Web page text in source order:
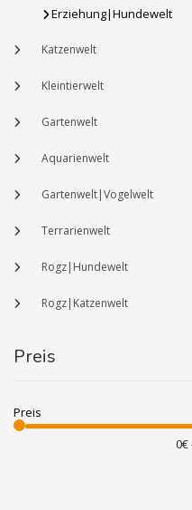
Erziehung|Hundewelt
Katzenwelt
Kleintierwelt
Gartenwelt
Aquarienwelt
Gartenwelt|Vogelwelt
Terrarienwelt
Rogz|Hundewelt
Rogz|Katzenwelt
Preis
Preis